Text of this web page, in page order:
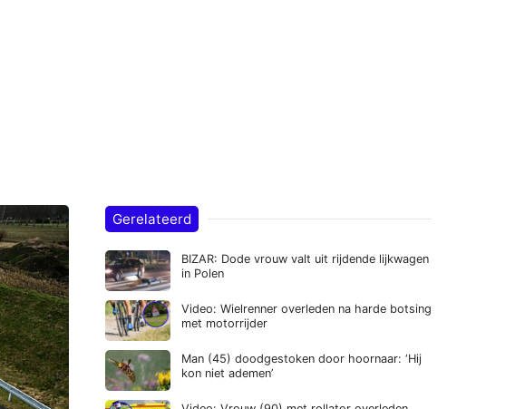
Gerelateerd
BIZAR: Dode vrouw valt uit rijdende lijkwagen
in Polen
Video: Wielrenner overleden na harde botsing
met motorrijder
Man (45) doodgestoken door hoornaar: ‘Hij
kon niet ademen’